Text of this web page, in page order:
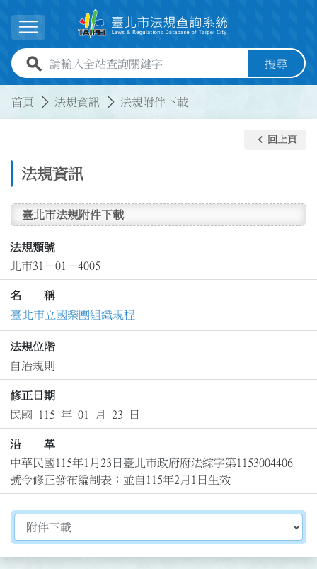
展開選單
全站查詢關鍵字欄位 搜尋
首頁 法規資訊 法規附件下載
法規資訊
keyboard_arrow_left 回上頁
臺北市法規附件下載
法規類號
北市31－01－4005
名 稱
臺北市立國樂團組織規程
法規位階
自治規則
修正日期
民國 115 年 01 月 23 日
沿 革
中華民國115年1月23日臺北市政府府法綜字第1153004406
號令修正發布編制表；並自115年2月1日生效
切換選擇法規資訊內容